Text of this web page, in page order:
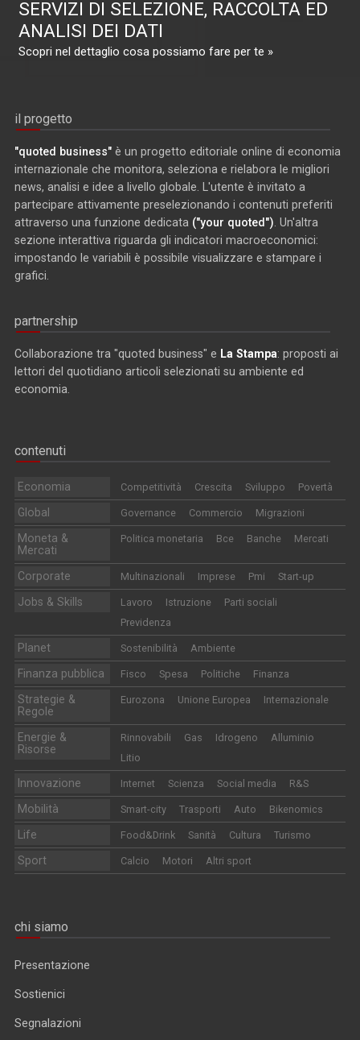
SERVIZI DI SELEZIONE, RACCOLTA ED
ANALISI DEI DATI
Scopri nel dettaglio cosa possiamo fare per te »
il progetto
"quoted business" è un progetto editoriale online di economia
internazionale che monitora, seleziona e rielabora le migliori
news, analisi e idee a livello globale. L'utente è invitato a
partecipare attivamente preselezionando i contenuti preferiti
attraverso una funzione dedicata ("your quoted") . Un'altra
sezione interattiva riguarda gli indicatori macroeconomici:
impostando le variabili è possibile visualizzare e stampare i
grafici.
partnership
Collaborazione tra "quoted business" e La Stampa: proposti ai
lettori del quotidiano articoli selezionati su ambiente ed
economia.
contenuti
Economia Competitività Crescita Sviluppo Povertà
Global Governance Commercio Migrazioni
Moneta &
Mercati
Politica monetaria Bce Banche Mercati
Corporate Multinazionali Imprese Pmi Start-up
Jobs & Skills Lavoro Istruzione
Parti sociali
Previdenza
Planet Sostenibilità Ambiente
Finanza pubblica Fisco Spesa Politiche Finanza
Strategie &
Regole
Eurozona Unione Europea Internazionale
Energie &
Risorse
Rinnovabili Gas Idrogeno
Alluminio
Litio
Innovazione Internet Scienza Social media R&S
Mobilità Smart-city Trasporti Auto Bikenomics
Life Food&Drink Sanità Cultura Turismo
Sport Calcio Motori Altri sport
chi siamo
Presentazione
Sostienici
Segnalazioni